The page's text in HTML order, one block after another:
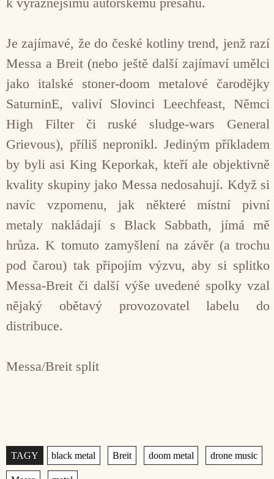
Je zajímavé, že do české kotliny trend, jenž razí
Messa a Breit (nebo ještě další zajímaví umělci
jako italské stoner-doom metalové čarodějky
SaturninE, valiví Slovinci Leechfeast, Němci
High Filter či ruské sludge-wars General
Grievous), příliš nepronikl. Jediným příkladem
by byli asi King Keporkak, kteří ale objektivně
kvality skupiny jako Messa nedosahují. Když si
navíc vzpomenu, jak některé místní pivní
metaly nakládají s Black Sabbath, jímá mě
hrůza. K tomuto zamyšlení na závěr (a trochu
pod čarou) tak připojím výzvu, aby si splitko
Messa-Breit či další výše uvedené spolky vzal
nějaký obětavý provozovatel labelu do
distribuce.
Messa/Breit split
Štítky